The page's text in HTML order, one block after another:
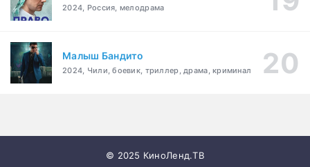
2024, Россия, мелодрама
Малыш Бандито
2024, Чили, боевик, триллер, драма, криминал
© 2025 КиноЛенд.ТВ